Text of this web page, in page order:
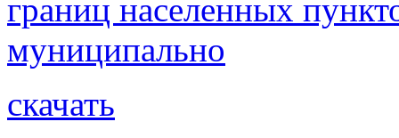
границ населенных
муниципально
скачать